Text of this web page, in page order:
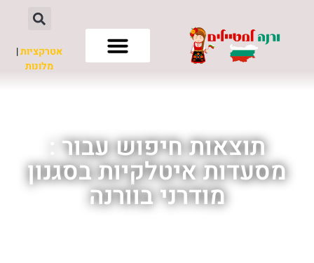
אטרקציות|
מלונות
תוצאות חיפוש עבור :
מסעדות איטלקיות בסגנון
מודרני בוורנה